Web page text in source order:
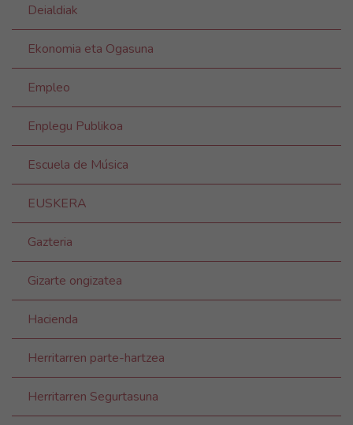
Deialdiak
Ekonomia eta Ogasuna
Empleo
Enplegu Publikoa
Escuela de Música
EUSKERA
Gazteria
Gizarte ongizatea
Hacienda
Herritarren parte-hartzea
Herritarren Segurtasuna